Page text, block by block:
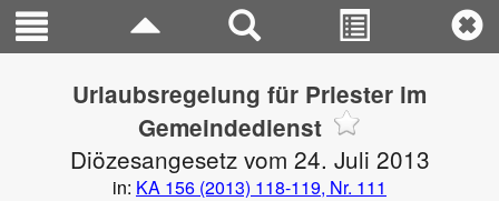
Urlaubsregelung für Priester im
Gemeindedienst
Diözesangesetz vom 24. Juli 2013
in: KA 156 (2013) 118-119, Nr. 111